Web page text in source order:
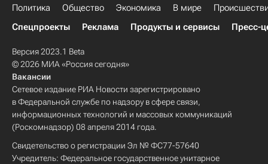
Политика Общество Экономика В мире
Спецпроекты
Реклама Продукты и сервисы Пресс-
Версия 2023.1 Beta
© 2026 МИА «Россия сегодня»
Вакансии
Сетевое издание РИА Новости зарегистрировано
в Федеральной службе по надзору в сфере связи,
информационных технологий и массовых коммуникаций
(Роскомнадзор) 08 апреля 2014 года.
Свидетельство о регистрации Эл № ФС77-57640
Учредитель: Федеральное государственное унитарное